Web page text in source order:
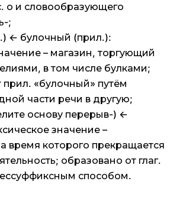
о и словообразующего
;
← булочный (прил.):
– магазин, торгующий
в том числе булками;
прил. «булочный» путём
части речи в другую;
основу перерыв-) ←
значение –
время которого прекращается
образовано от глаг.
способом.